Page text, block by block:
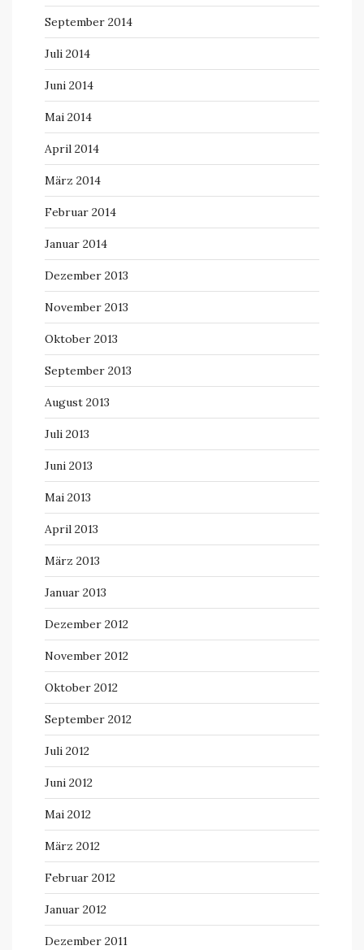
September 2014
Juli 2014
Juni 2014
Mai 2014
April 2014
März 2014
Februar 2014
Januar 2014
Dezember 2013
November 2013
Oktober 2013
September 2013
August 2013
Juli 2013
Juni 2013
Mai 2013
April 2013
März 2013
Januar 2013
Dezember 2012
November 2012
Oktober 2012
September 2012
Juli 2012
Juni 2012
Mai 2012
März 2012
Februar 2012
Januar 2012
Dezember 2011